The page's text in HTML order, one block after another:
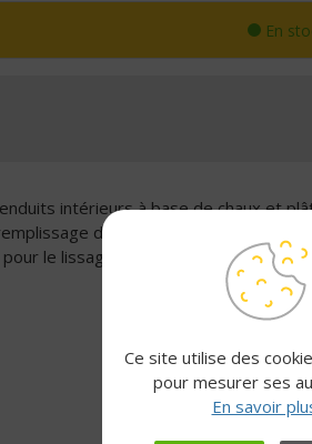
En
intérieurs à base de chaux et
des trous et des aspérités
le lissage d'enduits à base de
Ce site utilise des
pour mesurer ses
En savoir